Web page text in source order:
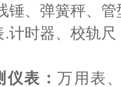
锤、弹簧秤、
计时器、校轨
仪表：万用表